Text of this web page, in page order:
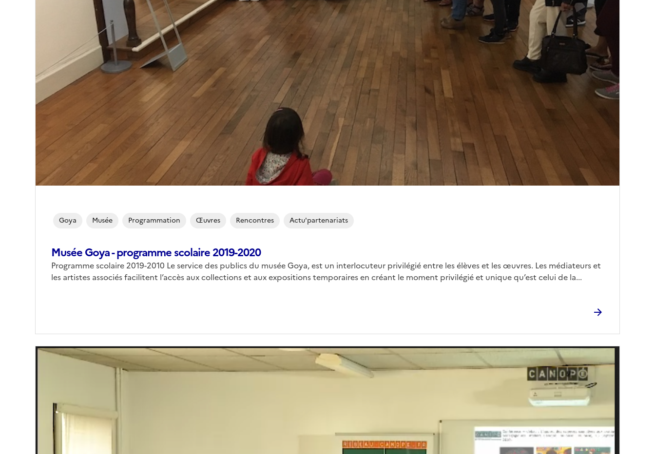
Musée Goya - programme scolaire 2019-2020
Programme scolaire 2019-2010 Le service des publics du musée Goya, est un interlocuteur privilégié entre les élèves et les œuvres. Les médiateurs et
les artistes associés facilitent l’accès aux collections et aux expositions temporaires en créant le moment privilégié et unique qu’est celui de la...
Goya Musée Programmation Œuvres Rencontres Actu'partenariats